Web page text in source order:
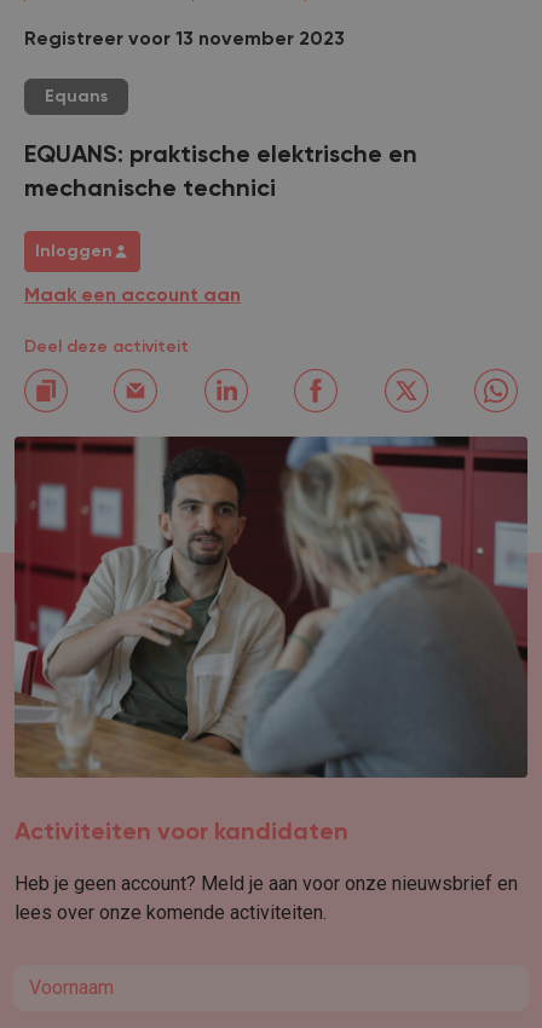
Registreer voor 13 november 2023
Equans
EQUANS: praktische elektrische en
mechanische technici
Inloggen
Maak een account aan
Deel deze activiteit
Activiteiten voor kandidaten
Heb je geen account? Meld je aan voor onze nieuwsbrief en
lees over onze komende activiteiten.
First name